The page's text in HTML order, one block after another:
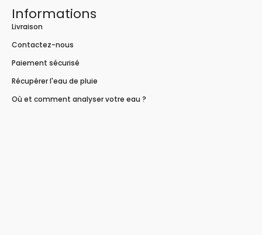
Informations
Livraison
Contactez-nous
Paiement sécurisé
Récupérer l'eau de pluie
Où et comment analyser votre eau ?